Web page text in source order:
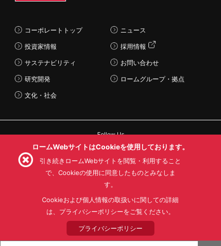
コーポレートトップ
投資家情報
サステナビリティ
研究開発
文化・社会
ニュース
採用情報
お問い合わせ
ロームグループ・拠点
Follow Us
利用目的
プライバシーポリシー
サイトマップ
ローム製品の販売に関する標準契約条件書(PDF)
© 1997 - 2026 ROHM CO., LTD. ALL RIGHTS RESERVED.
ロームWebサイトはCookieを使用しております。
引き続きロームWebサイトを閲覧・利用すること
で、Cookieの使用に同意したものとみなしま
す。
Cookieおよび個人情報の取扱いに関しての詳細
は、プライバシーポリシーをご覧ください。
プライバシーポリシー